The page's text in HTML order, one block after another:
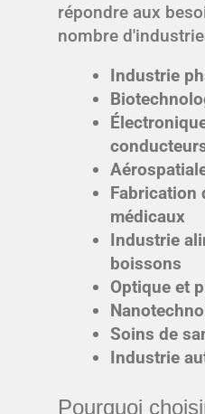
répondre aux
nombre
Industrie
Fabrication
médicaux
Industrie
boissons
Optique et
Soins de
Industrie
Pourquoi